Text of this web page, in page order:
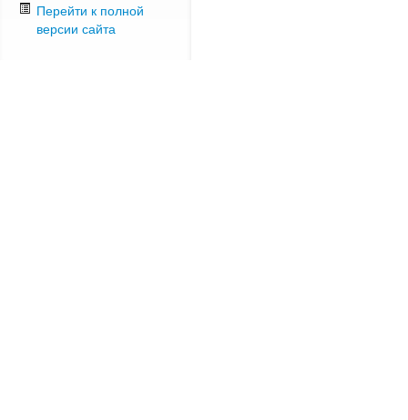
Перейти к полной
версии сайта